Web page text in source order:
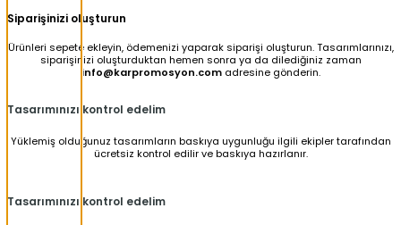
Siparişinizi oluşturun
Ürünleri sepete ekleyin, ödemenizi yaparak siparişi oluşturun. Tasarımlarınızı,
siparişinizi oluşturduktan hemen sonra ya da dilediğiniz zaman
info@karpromosyon.comadresine gönderin.
Tasarımınızı kontrol edelim
Yüklemiş olduğunuz tasarımların baskıya uygunluğu ilgili ekipler tarafından
ücretsiz kontrol edilir ve baskıya hazırlanır.
Tasarımınızı kontrol edelim